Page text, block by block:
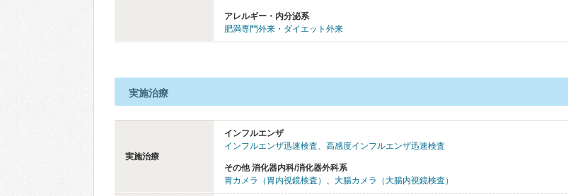
アレルギー・内分泌系
肥満専門外来・ダイエット外来
実施治療
実施治療
インフルエンザ
インフルエンザ迅速検査、 高感度インフルエンザ迅速検査
その他 消化器内科/消化器外科系
胃カメラ（胃内視鏡検査） 、 大腸カメラ（大腸内視鏡検査）